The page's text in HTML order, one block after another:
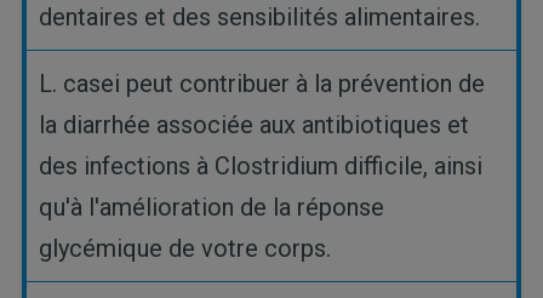
dentaires et des sensibilités alimentaires.
L. casei peut contribuer à la prévention de
la diarrhée associée aux antibiotiques et
des infections à Clostridium difficile, ainsi
qu'à l'amélioration de la réponse
glycémique de votre corps.